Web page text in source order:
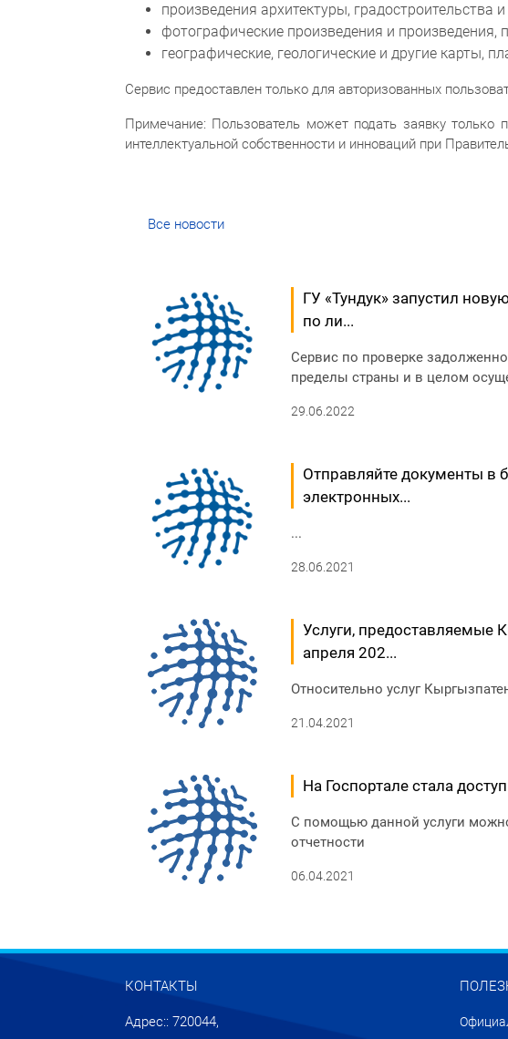
произведения архитектуры, градостроительства
фотографические произведения и
географические, геологические и другие карты,
Сервис предоставлен только для авторизованных
Примечание: Пользователь может подать заявку только
интеллектуальной собственности и инноваций при
Все новости
ГУ «Тундук» запустил
по ли...
Сервис по проверке
пределы страны и в целом
29.06.2022
Отправляйте документы в
электронных...
...
28.06.2021
Услуги, предоставляемые
апреля 202...
Относительно услуг
21.04.2021
На Госпортале стала
С помощью данной услуги
отчетности
06.04.2021
КОНТАКТЫ
Адрес:: 720044,